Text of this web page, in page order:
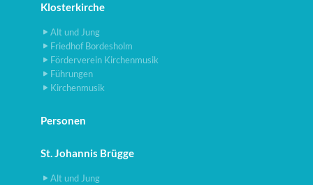
Klosterkirche
Alt und Jung
Friedhof Bordesholm
Förderverein Kirchenmusik
Führungen
Kirchenmusik
Personen
St. Johannis Brügge
Alt und Jung